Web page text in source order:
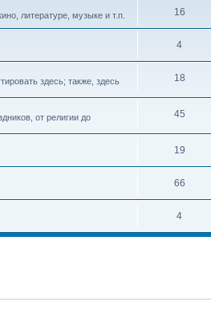
литературе, музыке и т.п. 16
4
здесь; также, здесь
18
от религии до
45
19
66
4